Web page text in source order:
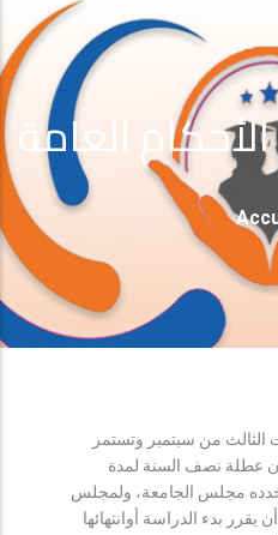
الأحكام العامة
الثالث من سبتمبر وتستمر
عطلة نصف السنة لمدة
مجلس الجامعة، ولمجلس
يقرر بدء الدراسة أوانتهائها